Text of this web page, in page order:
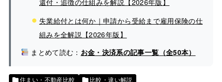
還付・追徴の仕組みを解説【2026年版】
失業給付とは何か｜申請から受給まで雇用保険の仕
組みを全解説【2026年版】
まとめて読む： お金・決済系の記事一覧（全50本）
住まい・不動産比較 比較・違い解説